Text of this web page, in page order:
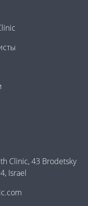
Clinic, 43 Brodetsky
Israel